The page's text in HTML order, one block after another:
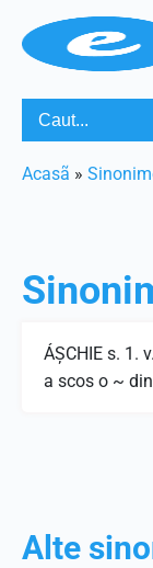
Acasã »
ÁŞCHIE s. 1.
a scos o ~
Alte